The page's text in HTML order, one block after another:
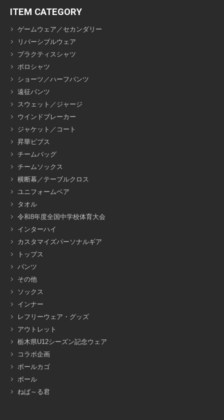
ITEM CATEGORY
ゲームウェア／セカンダリー
リバーシブルウェア
プラクティスシャツ
ポロシャツ
ショーツ／ハーフパンツ
遠征パンツ
スウェット／ジャージ
ウインドブレーカー
ジャケット／コート
昇華ビブス
チームバッグ
チームソックス
横断幕／テーブルクロス
ユニフォームベア
タオル
令和8年度全国中学校体育大会
インターハイ
カスタマイズパーソナルギア
トップス
パンツ
その他
ソックス
インナー
レフリーウェア・グッズ
アウトレット
栃木県U12シーズン記念ウェア
コラボ企画
ボールカゴ
ボール
ねば～る君